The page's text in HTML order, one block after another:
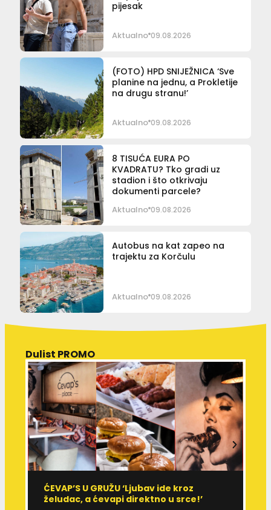
pijesak
Aktualno 09.08.2026
(FOTO) HPD SNIJEŽNICA ‘Sve
planine na jednu, a Prokletije
na drugu stranu!’
Aktualno 09.08.2026
8 TISUĆA EURA PO
KVADRATU? Tko gradi uz
stadion i što otkrivaju
dokumenti parcele?
Aktualno 09.08.2026
Autobus na kat zapeo na
trajektu za Korčulu
Aktualno 09.08.2026
Dulist PROMO
ĆEVAP’S U GRUŽU ‘Ljubav ide kroz
želudac, a ćevapi direktno u srce!’